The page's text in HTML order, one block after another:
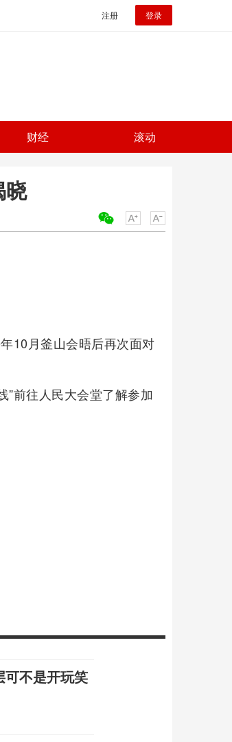
注册 登录
财经 滚动
晓
10月釜山会晤后再次面对
”前往人民大会堂了解参加
可不是开玩笑